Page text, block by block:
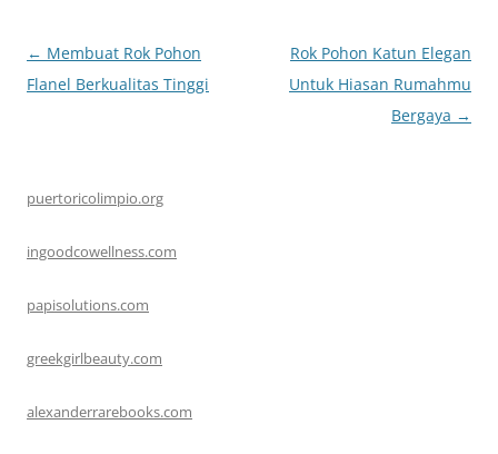
Navigasi
Tulisan
← Membuat Rok Pohon
Flanel Berkualitas Tinggi
Rok Pohon Katun Elegan
Untuk Hiasan Rumahmu
Bergaya →
puertoricolimpio.org
ingoodcowellness.com
papisolutions.com
greekgirlbeauty.com
alexanderrarebooks.com